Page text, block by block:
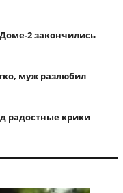
2 закончились
муж разлюбил
радостные крики